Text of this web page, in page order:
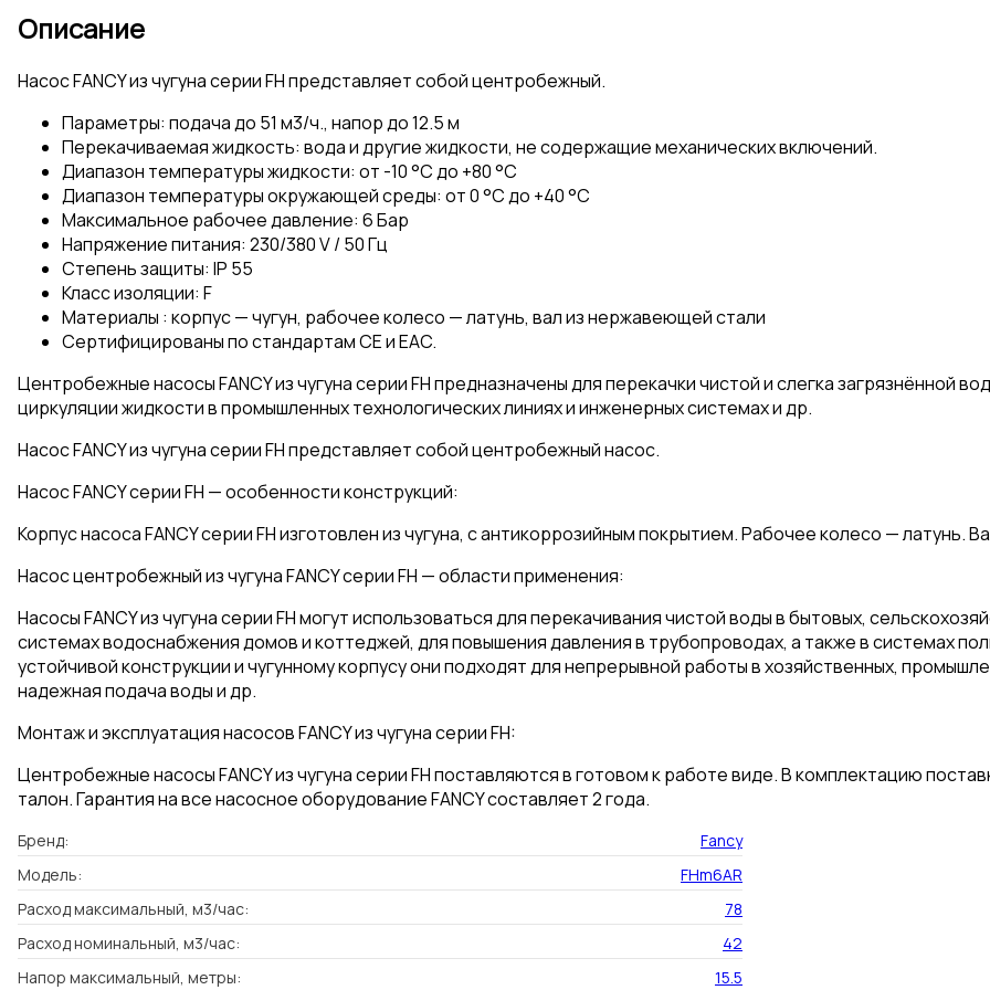
Описание
Насос FANCY из чугуна серии FH представляет собой центробежный.
Параметры: подача до 51 м3/ч., напор до 12.5 м
Перекачиваемая жидкость: вода и другие жидкости, не содержащие механических включений.
Диапазон температуры жидкости: от -10 °C до +80 °C
Диапазон температуры окружающей среды: от 0 °C до +40 °C
Максимальное рабочее давление: 6 Бар
Напряжение питания: 230/380 V / 50 Гц
Степень защиты: IP 55
Класс изоляции: F
Материалы : корпус — чугун, рабочее колесо — латунь, вал из нержавеющей стали
Сертифицированы по стандартам CE и EAC.
Центробежные насосы FANCY из чугуна серии FH предназначены для перекачки чистой и слегка загрязнённой
циркуляции жидкости в промышленных технологических линиях и инженерных системах и др.
Насос FANCY из чугуна серии FH представляет собой центробежный насос.
Насос FANCY серии FH — особенности конструкций:
Корпус насоса FANCY серии FH изготовлен из чугуна, с антикоррозийным покрытием. Рабочее колесо — латунь.
Насос центробежный из чугуна FANCY серии FH — области применения:
Насосы FANCY из чугуна серии FH могут использоваться для перекачивания чистой воды в бытовых,
системах водоснабжения домов и коттеджей, для повышения давления в трубопроводах, а также в системах
устойчивой конструкции и чугунному корпусу они подходят для непрерывной работы в хозяйственных,
надежная подача воды и др.
Монтаж и эксплуатация насосов FANCY из чугуна серии FH:
Центробежные насосы FANCY из чугуна серии FH поставляются в готовом к работе виде. В комплектацию
талон. Гарантия на все насосное оборудование FANCY составляет 2 года.
Бренд:
Fancy
Модель:
FHm6AR
Расход максимальный, м3/час:
78
Расход номинальный, м3/час:
42
Напор максимальный, метры:
15.5